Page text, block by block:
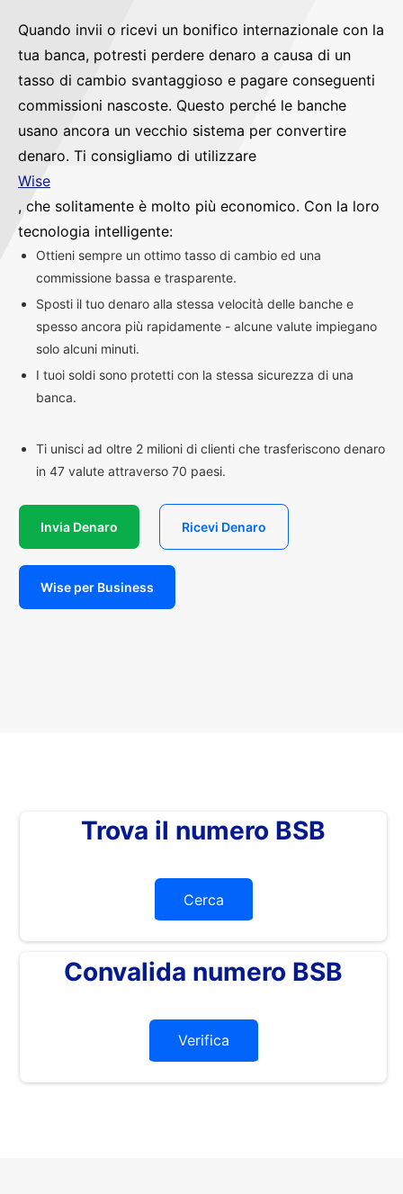
Quando invii o ricevi un bonifico internazionale con la
tua banca, potresti perdere denaro a causa di un
tasso di cambio svantaggioso e pagare conseguenti
commissioni nascoste. Questo perché le banche
usano ancora un vecchio sistema per convertire
denaro. Ti consigliamo di utilizzare
Wise
, che solitamente è molto più economico. Con la loro
tecnologia intelligente:
Ottieni sempre un ottimo tasso di cambio ed una
commissione bassa e trasparente.
Sposti il tuo denaro alla stessa velocità delle banche e
spesso ancora più rapidamente - alcune valute impiegano
solo alcuni minuti.
I tuoi soldi sono protetti con la stessa sicurezza di una
banca.
Ti unisci ad oltre 2 milioni di clienti che trasferiscono denaro
in 47 valute attraverso 70 paesi.
Invia Denaro Ricevi Denaro
Wise per Business
Trova il numero BSB
Cerca
Convalida numero BSB
Verifica